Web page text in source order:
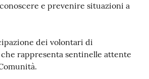
e prevenire situazioni a
dei volontari di
che rappresenta sentinelle attente